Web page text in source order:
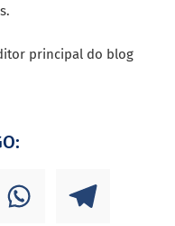
principal do blog